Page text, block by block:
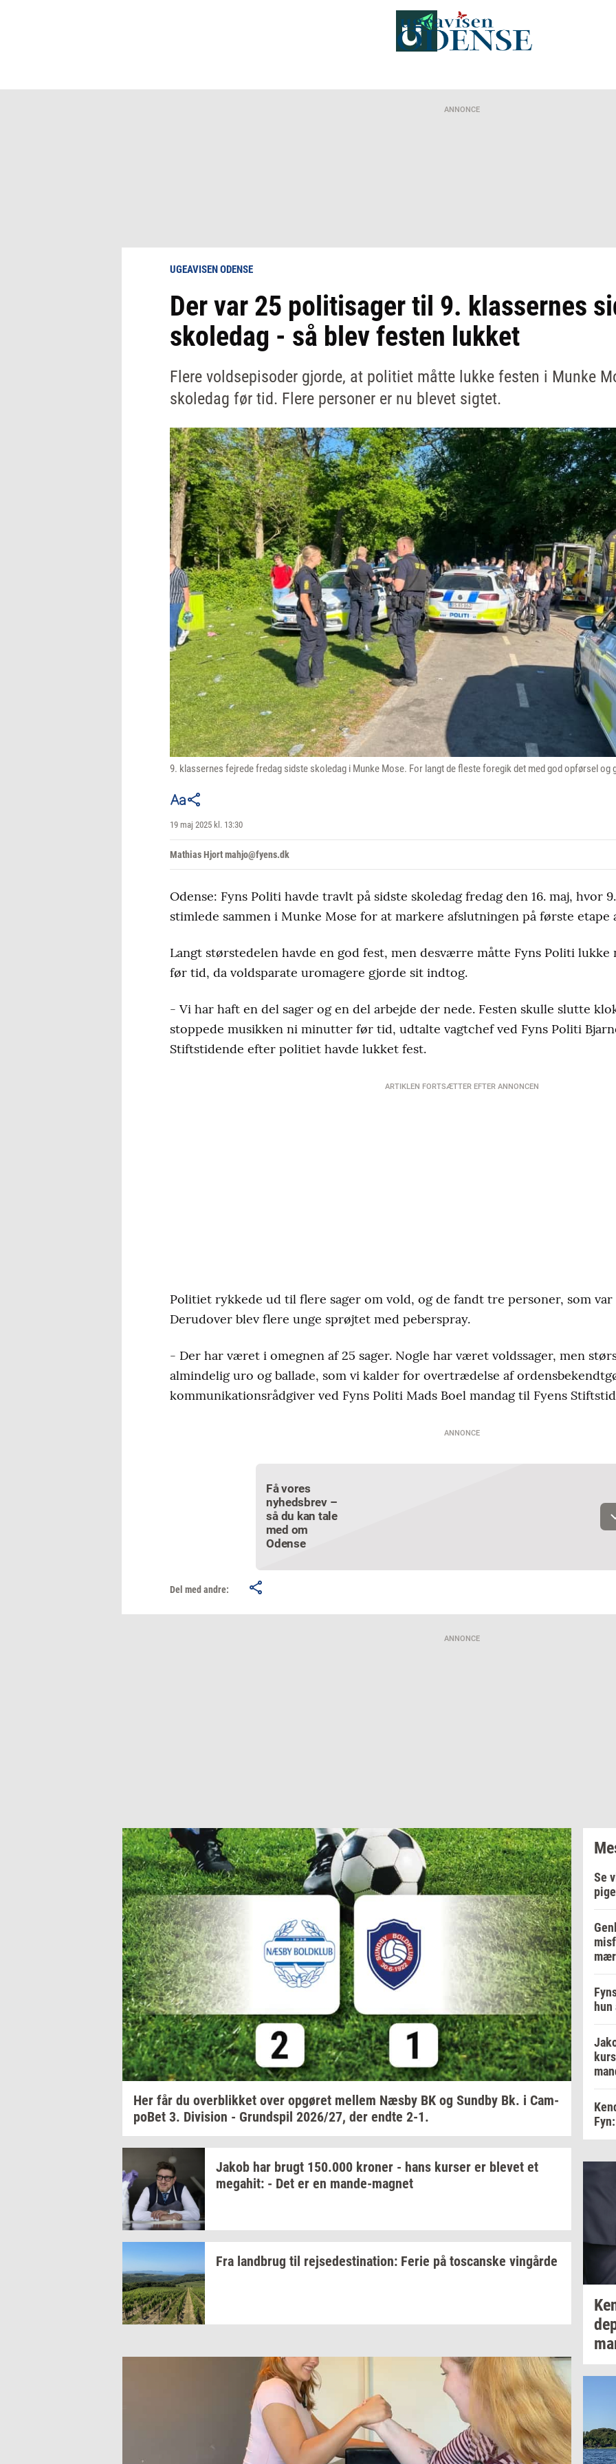
ANNONCE
UGEAVISEN ODENSE
Der var 25 politisager til 9. klassernes
skoledag - så blev festen lukket
Flere voldsepisoder gjorde, at politiet måtte lukke festen i Munke
skoledag før tid. Flere personer er nu blevet sigtet.
9. klassernes fejrede fredag sidste skoledag i Munke Mose. For langt de fleste foregik det med god opførsel
19 maj 2025 kl. 13:30
Mathias Hjort mahjo@fyens.dk
Odense: Fyns Politi havde travlt på sidste skoledag fredag den 16. maj, hvor
stimlede sammen i Munke Mose for at markere afslutningen på første etape
Langt størstedelen havde en god fest, men desværre måtte Fyns Politi
før tid, da voldsparate uromagere gjorde sit indtog.
- Vi har haft en del sager og en del arbejde der nede. Festen skulle slutte
stoppede musikken ni minutter før tid, udtalte vagtchef ved Fyns Politi
Stiftstidende efter politiet havde lukket fest.
ARTIKLEN FORTSÆTTER EFTER ANNONCEN
Politiet rykkede ud til flere sager om vold, og de fandt tre personer, som var
Derudover blev flere unge sprøjtet med peberspray.
- Der har været i omegnen af 25 sager. Nogle har været voldssager, men
almindelig uro og ballade, som vi kalder for overtrædelse af
kommunikationsrådgiver ved Fyns Politi Mads Boel mandag til Fyens
ANNONCE
Få vores
nyhedsbrev –
så du kan tale
med om
Odense
Del med andre:
ANNONCE
Her får du over­blik­ket over op­gø­ret mel­lem Næsby BK og Sund­by Bk. i Cam­
po­Bet 3. Di­vi­sion - Grund­spil 2026/27, der endte 2-1.
Jakob har brugt 150.000 kro­ner - hans kur­ser er ble­vet et
me­ga­hit: - Det er en mande-​magnet
Fra land­brug til rej­se­desti­na­tion: Ferie på toscan­ske vin­går­de
Se
hun